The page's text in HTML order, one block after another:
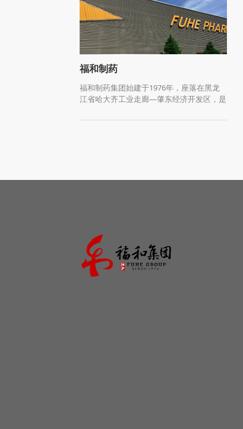
福和制药
福和制药集团始建于1976年，座落在黑龙
江省哈大齐工业走廊—肇东经济开发区，是
全国最大的生产哮喘病和皮肤病药物的工业
方米。